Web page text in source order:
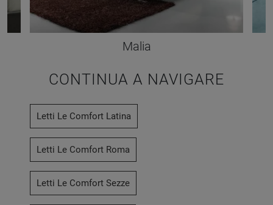
Malia
CONTINUA A NAVIGARE
Letti Le Comfort Latina
Letti Le Comfort Roma
Letti Le Comfort Sezze